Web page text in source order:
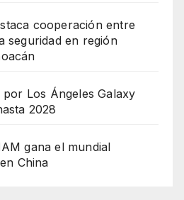
cooperación entre
seguridad en región
Los Ángeles Galaxy
2028
gana el mundial
China